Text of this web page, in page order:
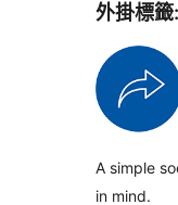
外掛標籤:
A simple
in mind.